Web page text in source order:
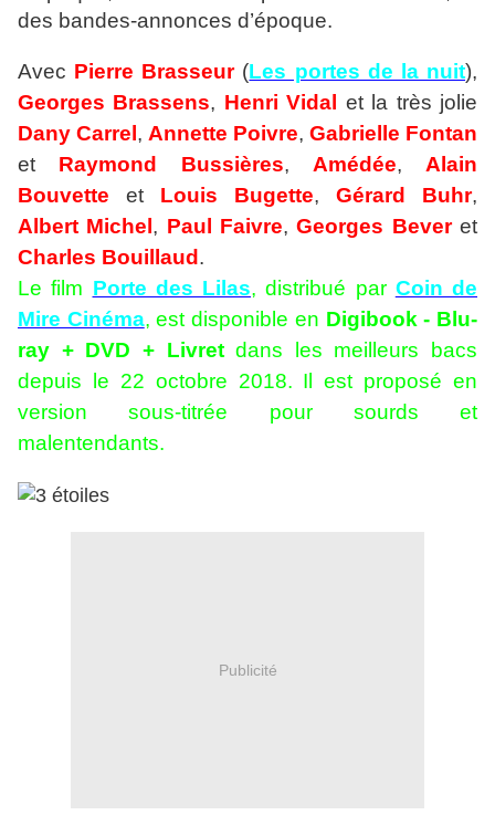
des bandes-annonces d’époque.
Avec Pierre Brasseur(Les portes de la nuit),
Georges Brassens, Henri Vidal
et la très jolie
Dany Carrel , Annette Poivre, Gabrielle Fontan
et Raymond Bussières, Amédée, Alain
Bouvette et Louis Bugette, Gérard Buhr,
Albert Michel , Paul Faivre,Georges Beveret
Charles Bouillaud .
Le film Porte des Lilas, distribué par Coin de
Mire Cinéma, est disponible en Digibook - Blu-
ray + DVD + Livretdans les meilleurs bacs
depuis le 22 octobre 2018. Il est proposé en
version sous-titrée pour sourds et
malentendants.
Publicité